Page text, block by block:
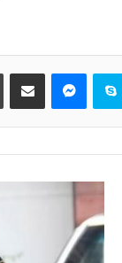
Skype حصيداري ڪريو اي ميل ذريعي